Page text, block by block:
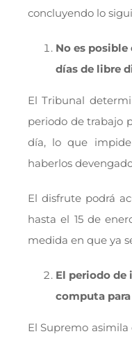
concluyendo lo
No es
días de libre
El Tribunal
periodo de trabajo
día, lo que
haberlos
El disfrute podrá
hasta el 15 de
medida en que ya
El periodo de
computa
El Supremo asimila